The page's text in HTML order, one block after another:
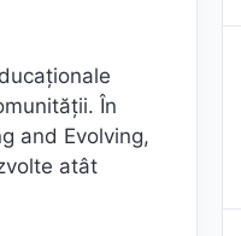
În
and Evolving,
atât